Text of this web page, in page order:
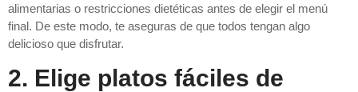
alimentarias o restricciones dietéticas antes de elegir el menú
final. De este modo, te aseguras de que todos tengan algo
delicioso que disfrutar.
2. Elige platos fáciles de